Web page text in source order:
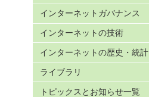
インターネットガバナンス
インターネットの技術
インターネットの歴史・統計
ライブラリ
トピックスとお知らせ一覧